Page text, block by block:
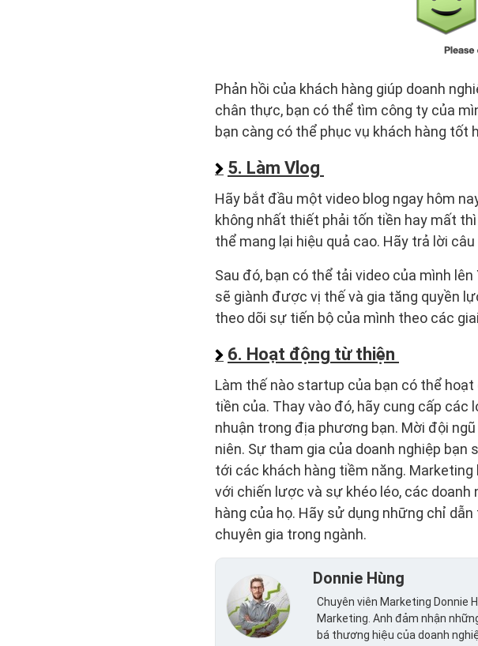
Phản hồi của khách hàng giúp doanh
chân thực, bạn có thể tìm công ty của
bạn càng có thể phục vụ khách hàng tốt
5. Làm Vlog
Hãy bắt đầu một video blog ngay hôm
không nhất thiết phải tốn tiền hay mất
thể mang lại hiệu quả cao. Hãy trả lời
Sau đó, bạn có thể tải video của mình
sẽ giành được vị thế và gia tăng quyền
theo dõi sự tiến bộ của mình theo các
6. Hoạt động từ thiện
Làm thế nào startup của bạn có thể
tiền của. Thay vào đó, hãy cung cấp các
nhuận trong địa phương bạn. Mời đội
niên. Sự tham gia của doanh nghiệp
tới các khách hàng tiềm năng.
với chiến lược và sự khéo léo, các
hàng của họ. Hãy sử dụng những chỉ
chuyên gia trong ngành.
Donnie Hùng
Chuyên viên Marketing Donnie
Marketing. Anh đảm nhận
bá thương hiệu của doanh